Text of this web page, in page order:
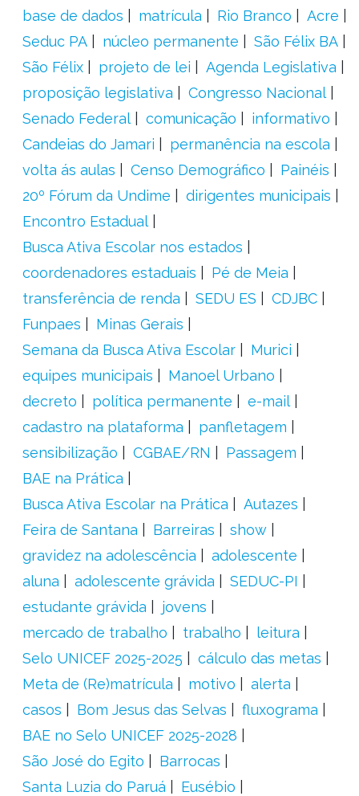
base de dados
matrícula Rio Branco
Acre
Seduc PA
núcleo permanente
São Félix BA
São Félix
projeto de lei
Agenda Legislativa
proposição legislativa
Congresso Nacional
Senado Federal
comunicação
informativo
Candeias do Jamari
permanência na escola
volta ás aulas
Censo Demográfico
Painéis
20º Fórum da Undime
dirigentes municipais
Encontro Estadual
Busca Ativa Escolar nos estados
coordenadores estaduais
Pé de Meia
transferência de renda
SEDU ES
CDJBC
Funpaes
Minas Gerais
Semana da Busca Ativa Escolar
Murici
equipes municipais
Manoel Urbano
decreto
política permanente
e-mail
cadastro na plataforma
panfletagem
sensibilização
CGBAE/RN
Passagem
BAE na Prática
Busca Ativa Escolar na Prática
Autazes
Feira de Santana
Barreiras
show
gravidez na adolescência
adolescente
aluna
adolescente grávida
SEDUC-PI
estudante grávida
jovens
mercado de trabalho
trabalho
leitura
Selo UNICEF 2025-2025
cálculo das metas
Meta de (Re)matrícula
motivo
alerta
casos
Bom Jesus das Selvas
fluxograma
BAE no Selo UNICEF 2025-2028
São José do Egito
Barrocas
Santa Luzia do Paruá
Eusébio